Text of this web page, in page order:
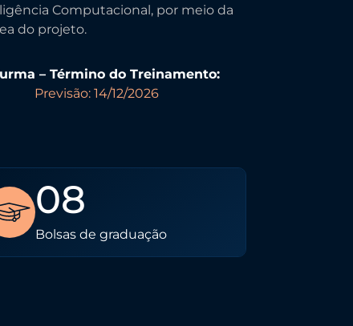
Computacional, por meio da
do projeto.
– Término do Treinamento:
Previsão: 14/12/2026
08
Bolsas de graduação